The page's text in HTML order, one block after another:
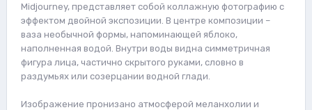
Midjourney, представляет собой коллажную фотографию с
эффектом двойной экспозиции. В центре композиции –
ваза необычной формы, напоминающей яблоко,
наполненная водой. Внутри воды видна симметричная
фигура лица, частично скрытого руками, словно в
раздумьях или созерцании водной глади.
Изображение пронизано атмосферой меланхолии и